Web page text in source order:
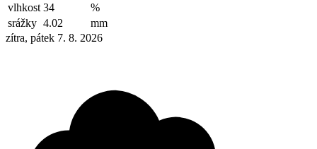
vlhkost 34
%
srážky 4.02
mm
zítra, pátek 7. 8. 2026